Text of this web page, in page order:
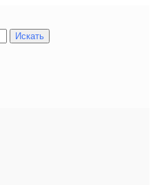
Искать